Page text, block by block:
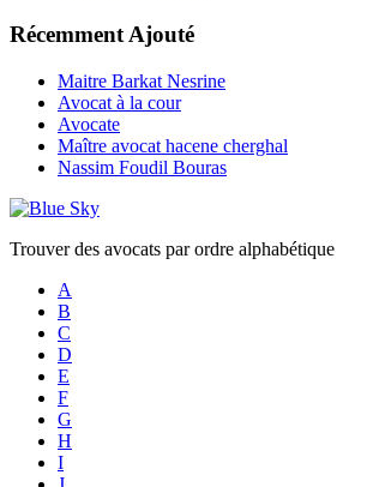
Récemment Ajouté
Maitre Barkat Nesrine
Avocat à la cour
Avocate
Maître avocat hacene cherghal
Nassim Foudil Bouras
Trouver des avocats par ordre alphabétique
A
B
C
D
E
F
G
H
I